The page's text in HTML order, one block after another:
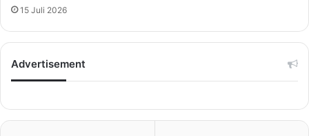
15 Juli 2026
Advertisement